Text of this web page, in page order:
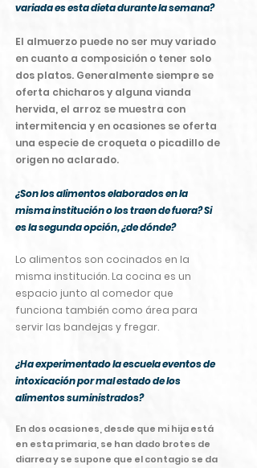
variada es esta dieta durante la semana?
El almuerzo puede no ser muy variado
en cuanto a composición o tener solo
dos platos. Generalmente siempre se
oferta chicharos y alguna vianda
hervida, el arroz se muestra con
intermitencia y en ocasiones se oferta
una especie de croqueta o picadillo de
origen no aclarado.
¿Son los alimentos elaborados en la
misma institución o los traen de fuera? Si
es la segunda opción, ¿de dónde?
Lo alimentos son cocinados en la
misma institución. La cocina es un
espacio junto al comedor que
funciona también como área para
servir las bandejas y fregar.
¿Ha experimentado la escuela eventos de
intoxicación por mal estado de los
alimentos suministrados?
En dos ocasiones, desde que mi hija está
en esta primaria, se han dado brotes de
diarrea y se supone que el contagio se da